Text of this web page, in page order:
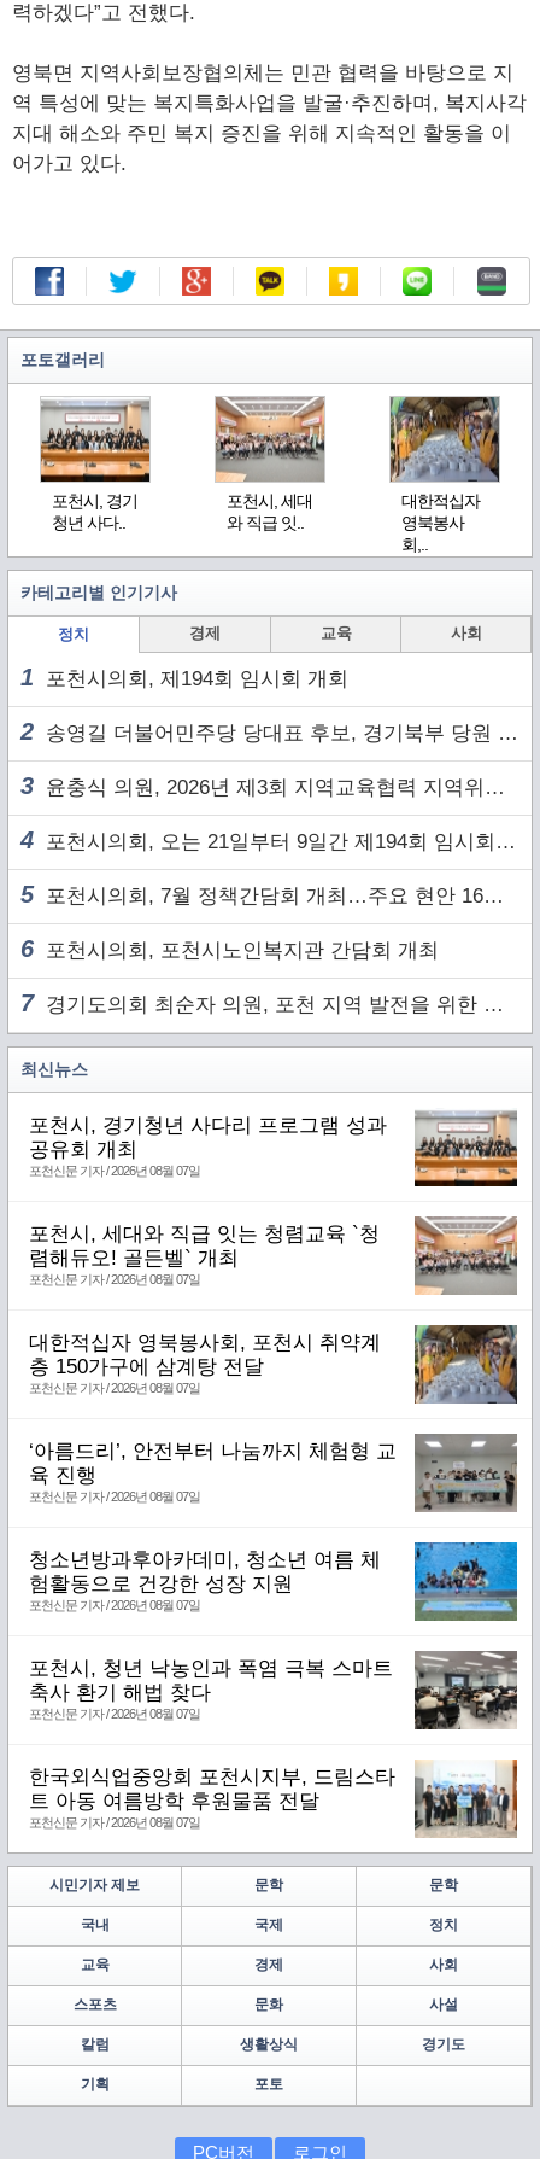
력하겠다”고 전했다.
영북면 지역사회보장협의체는 민관 협력을 바탕으로 지
역 특성에 맞는 복지특화사업을 발굴·추진하며, 복지사각
지대 해소와 주민 복지 증진을 위해 지속적인 활동을 이
어가고 있다.
포토갤러리
포천시, 경기
청년 사다..
포천시, 세대
와 직급 잇..
대한적십자
영북봉사
회,..
카테고리별 인기기사
정치 경제 교육 사회
1 포천시의회, 제194회 임시회 개회
2 송영길 더불어민주당 당대표 후보, 경기북부 당원 및 2030 세대와 ‘소통 행보’
3 윤충식 의원, 2026년 제3회 지역교육협력 지역위원회 주재
4 포천시의회, 오는 21일부터 9일간 제194회 임시회 개회
5 포천시의회, 7월 정책간담회 개최…주요 현안 16건 점검
6 포천시의회, 포천시노인복지관 간담회 개최
7경기도의회 최순자 의원, 포천 지역 발전을 위한 정담회 개최
최신뉴스
포천시, 경기청년 사다리 프로그램 성과
공유회 개최
포천신문 기자 / 2026년 08월 07일
포천시, 세대와 직급 잇는 청렴교육 `청
렴해듀오! 골든벨` 개최
포천신문 기자 / 2026년 08월 07일
대한적십자 영북봉사회, 포천시 취약계
층 150가구에 삼계탕 전달
포천신문 기자 / 2026년 08월 07일
‘아름드리’, 안전부터 나눔까지 체험형 교
육 진행
포천신문 기자 / 2026년 08월 07일
청소년방과후아카데미, 청소년 여름 체
험활동으로 건강한 성장 지원
포천신문 기자 / 2026년 08월 07일
포천시, 청년 낙농인과 폭염 극복 스마트
축사 환기 해법 찾다
포천신문 기자 / 2026년 08월 07일
한국외식업중앙회 포천시지부, 드림스타
트 아동 여름방학 후원물품 전달
포천신문 기자 / 2026년 08월 07일
시민기자 제보 문학 문학
국내 국제 정치
교육 경제 사회
스포츠 문화 사설
칼럼 생활상식 경기도
기획 포토
PC버전 로그인